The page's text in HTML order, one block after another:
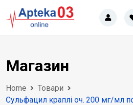
to
content
Магазин
Home
Товари
Сульфацил краплі оч. 200 мг/мл